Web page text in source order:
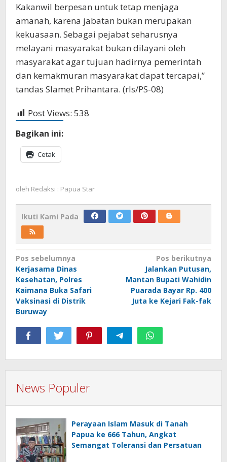
Kakanwil berpesan untuk tetap menjaga
amanah, karena jabatan bukan merupakan
kekuasaan. Sebagai pejabat seharusnya
melayani masyarakat bukan dilayani oleh
masyarakat agar tujuan hadirnya pemerintah
dan kemakmuran masyarakat dapat tercapai,”
tandas Slamet Prihantara. (rls/PS-08)
Post Views: 538
Bagikan ini:
Cetak
oleh Redaksi : Papua Star
Ikuti Kami Pada
Navigasi
pos
Pos sebelumnya
Kerjasama Dinas
Kesehatan, Polres
Kaimana Buka Safari
Vaksinasi di Distrik
Buruway
Pos berikutnya
Jalankan Putusan,
Mantan Bupati Wahidin
Puarada Bayar Rp. 400
Juta ke Kejari Fak-fak
News Populer
Perayaan Islam Masuk di Tanah
Papua ke 666 Tahun, Angkat
Semangat Toleransi dan Persatuan